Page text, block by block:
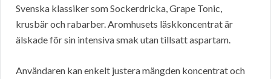
Svenska klassiker som Sockerdricka, Grape Tonic,
krusbär och rabarber. Aromhusets läskkoncentrat är
älskade för sin intensiva smak utan tillsatt aspartam.
Användaren kan enkelt justera mängden koncentrat och